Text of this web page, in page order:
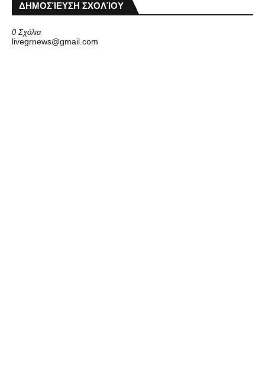
ΔΗΜΟΣΊΕΥΣΗ ΣΧΟΛΊΟΥ
0 Σχόλια
livegrnews@gmail.com